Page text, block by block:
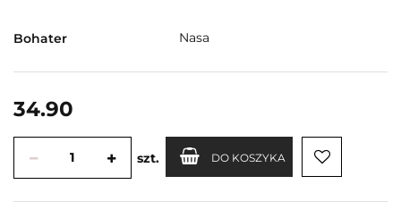
Bohater Nasa
34.90
szt. DO KOSZYKA